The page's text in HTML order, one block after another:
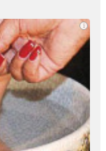
i